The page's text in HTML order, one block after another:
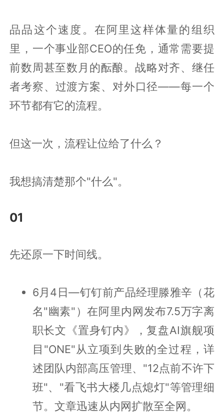
品品这个速度。在阿里这样体量的组织
里，一个事业部CEO的任免，通常需要提
前数周甚至数月的酝酿。战略对齐、继任
者考察、过渡方案、对外口径——每一个
环节都有它的流程。
但这一次，流程让位给了什么？
我想搞清楚那个"什么"。
01
先还原一下时间线。
6月4日—钉钉前产品经理滕雅辛（花
名"幽素"）在阿里内网发布7.5万字离
职长文《置身钉内》，复盘AI旗舰项
目"ONE"从立项到失败的全过程，详
述团队内部高压管理、"12点前不许下
班"、"看飞书大楼几点熄灯"等管理细
节。文章迅速从内网扩散至全网。